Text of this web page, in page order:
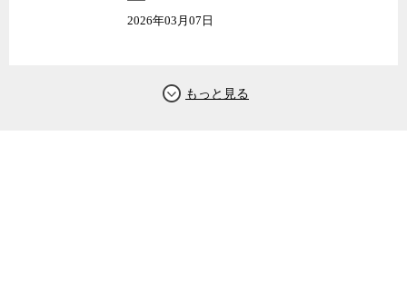
2026年03月07日